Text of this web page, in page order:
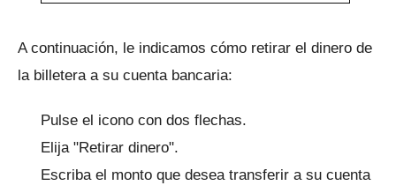
A continuación, le indicamos cómo retirar el dinero de
la billetera a su cuenta bancaria:
Pulse el icono con dos flechas.
Elija "Retirar dinero".
Escriba el monto que desea transferir a su cuenta